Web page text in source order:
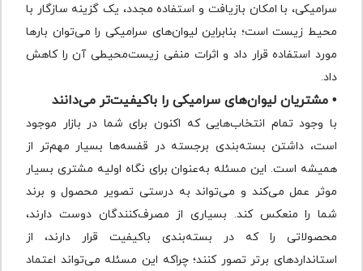
سرامیکی، با امکان بازیافت و استفاده مجدد، یک گزینه سازگار با
محیط زیست است؛ بنابراین لیوان‌های سرامیکی را می‌توان بارها
مورد استفاده قرار داد و اثرات منفی زیست‌محیطی آن را کاهش
داد.
• مشتریان لیوان‌های سرامیکی را باکیفیت‌تر می‌دانند
با وجود تمام انتخاب‌هایی که اکنون برای شما در بازار موجود
است، داشتن بسته‌بندی برجسته در قفسه‌ها بسیار مهم‌تر از
همیشه است. این مسئله به‌عنوان برای نگاه اولیه مشتری بسیار
موثر عمل می‌کند و می‌تواند به درستی تصویر محصول و برند
شما را منعکس کند. بسیاری از مصرف‌کنندگان دوست دارند،
محصولاتی را که در بسته‌بندی باکیفیت قرار دارند، از
استانداردهای برتر تصور کنند؛ چراکه این مسئله می‌تواند اعتماد